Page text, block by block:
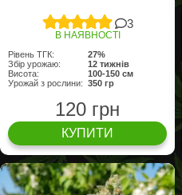
3
В НАЯВНОСТІ
Рівень ТГК:
27%
Збір урожаю:
12 тижнів
Висота:
100-150 см
Урожай з рослини: 350 гр
120 грн
КУПИТИ